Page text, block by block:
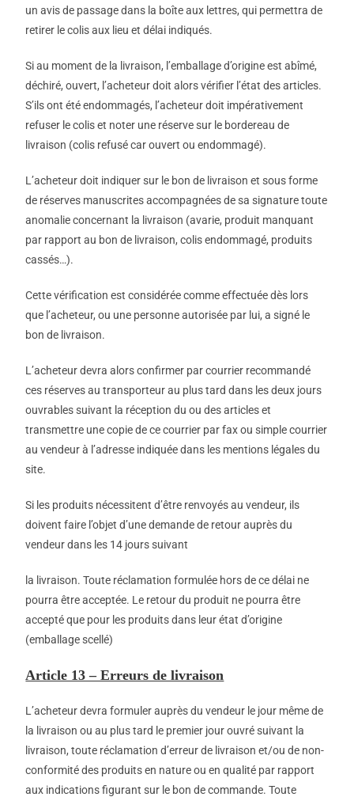
un avis de passage dans la boîte aux lettres, qui permettra de
retirer le colis aux lieu et délai indiqués.
Si au moment de la livraison, l’emballage d’origine est abîmé,
déchiré, ouvert, l’acheteur doit alors vérifier l’état des articles.
S’ils ont été endommagés, l’acheteur doit impérativement
refuser le colis et noter une réserve sur le bordereau de
livraison (colis refusé car ouvert ou endommagé).
L’acheteur doit indiquer sur le bon de livraison et sous forme
de réserves manuscrites accompagnées de sa signature toute
anomalie concernant la livraison (avarie, produit manquant
par rapport au bon de livraison, colis endommagé, produits
cassés…).
Cette vérification est considérée comme effectuée dès lors
que l’acheteur, ou une personne autorisée par lui, a signé le
bon de livraison.
L’acheteur devra alors confirmer par courrier recommandé
ces réserves au transporteur au plus tard dans les deux jours
ouvrables suivant la réception du ou des articles et
transmettre une copie de ce courrier par fax ou simple courrier
au vendeur à l’adresse indiquée dans les mentions légales du
site.
Si les produits nécessitent d’être renvoyés au vendeur, ils
doivent faire l’objet d’une demande de retour auprès du
vendeur dans les 14 jours suivant
la livraison. Toute réclamation formulée hors de ce délai ne
pourra être acceptée. Le retour du produit ne pourra être
accepté que pour les produits dans leur état d’origine
(emballage scellé)
Article 13 – Erreurs de livraison
L’acheteur devra formuler auprès du vendeur le jour même de
la livraison ou au plus tard le premier jour ouvré suivant la
livraison, toute réclamation d’erreur de livraison et/ou de non-
conformité des produits en nature ou en qualité par rapport
aux indications figurant sur le bon de commande. Toute